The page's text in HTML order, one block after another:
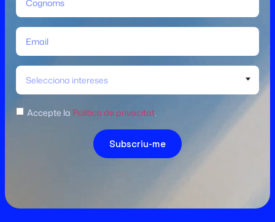
Selecciona intereses
Accepte la Política de privacitat.
Subscriu-me